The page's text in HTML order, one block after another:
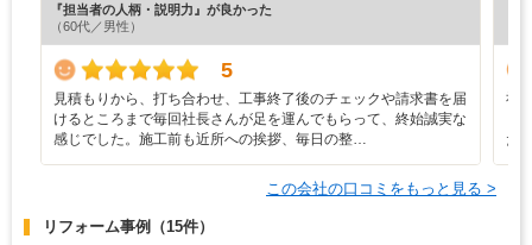
『担当者の人柄・説明力』が良かった
（60代／男性）
5
見積もりから、打ち合わせ、工事終了後のチェックや請求書を届
けるところまで毎回社長さんが足を運んでもらって、終始誠実な
感じでした。施工前も近所への挨拶、毎日の整…
社
た
この会社の口コミをもっと見る >
リフォーム事例 （15件）